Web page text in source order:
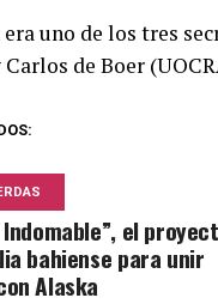
uno de los tres
de Boer
el
bahiense para unir
Alaska